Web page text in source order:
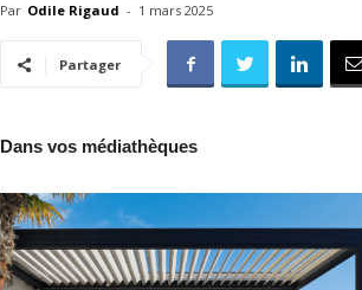
Par Odile Rigaud - 1 mars 2025
Partager
Dans vos médiathèques